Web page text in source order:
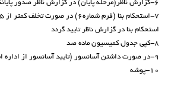
۶-گزارش ناظر(مرحله پایان) در گزارش ناظر صدور پایانکار بلامانع است قید گردد)
استحکام بنا در گزارش ناظر تایید گردد
۸-کپی جدول کمیسیون ماده صد
۹-در صورت داشتن آسانسور (تایید آسانسور از اداره استاندارد الزامی است)
۱۰-پوشه